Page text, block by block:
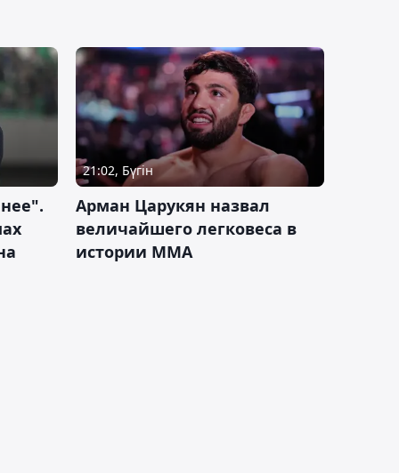
21:02, Бүгін
Арман Царукян назвал
величайшего легковеса в
истории ММА